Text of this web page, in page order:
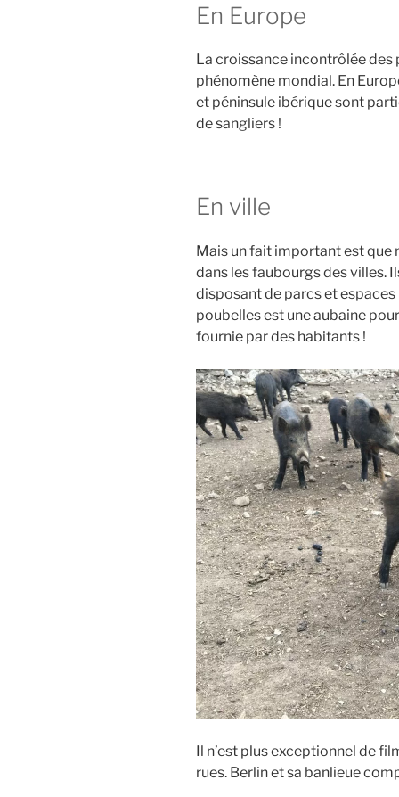
En Europe
La croissance incontrôlée
phénomène mondial. En
et péninsule ibérique sont
de sangliers !
En ville
Mais un fait important est que
dans les faubourgs des villes.
disposant de parcs et
poubelles est une aubaine
fournie par des habitants !
Il n’est plus exceptionnel de
rues. Berlin et sa banlieue